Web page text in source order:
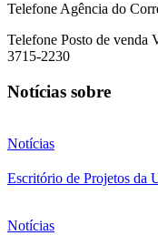
Telefone Agência do
Telefone Posto de venda
3715-2230
Notícias sobre
Notícias
Escritório de Projetos da
Notícias